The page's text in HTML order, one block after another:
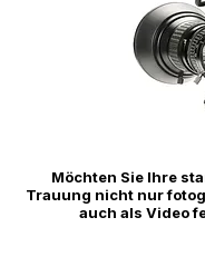
Möchten Sie Ihre
Trauung nicht nur
auch als Video